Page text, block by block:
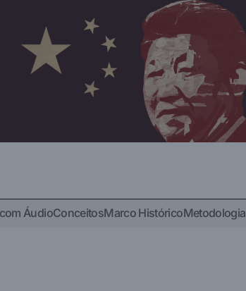
ÁudioConceitosMarco HistóricoMetodologia